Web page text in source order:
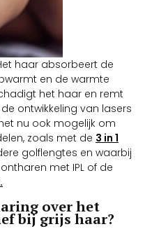
haar absorbeert de
en de warmte
het haar en remt
ontwikkeling van lasers
nu ook mogelijk om
zoals met de 3 in 1
golflengtes en waarbij
met IPL of de
over het
bij grijs haar?